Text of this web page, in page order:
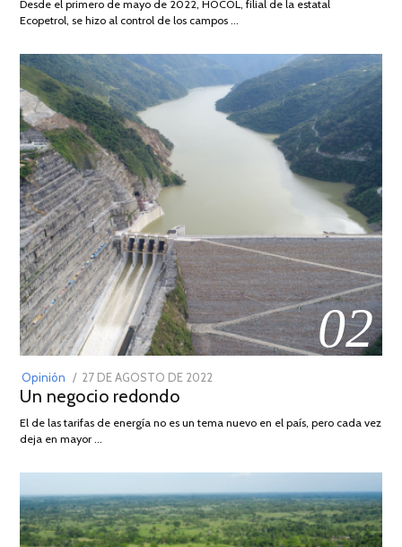
2026
Desde el primero de mayo de 2022, HOCOL, filial de la estatal
Ecopetrol, se hizo al control de los campos …
02
Opinión
POSTED
ON
27 DE AGOSTO DE 2022
DE
Un negocio redondo
El de las tarifas de energía no es un tema nuevo en el país, pero cada vez
deja en mayor …